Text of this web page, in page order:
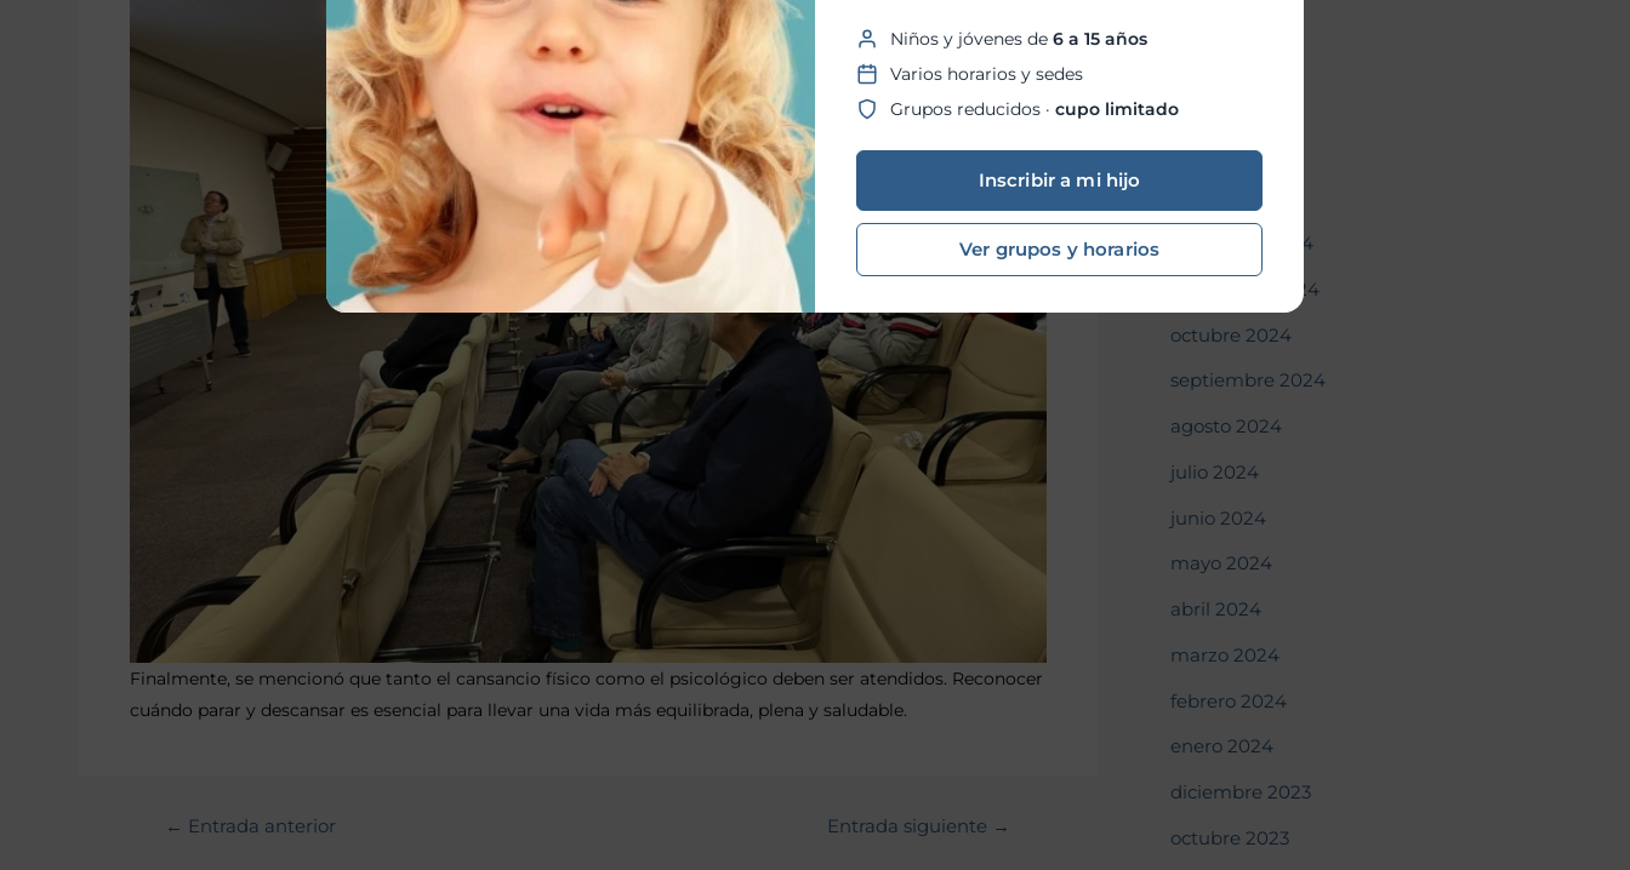
Finalmente, se mencionó que tanto el cansancio físico como el psicológico deben ser atendidos. Reconocer
cuándo parar y descansar es esencial para llevar una vida más equilibrada, plena y saludable.
← Entrada anterior Entrada siguiente →
marzo 2025
febrero 2025
diciembre 2024
noviembre 2024
octubre 2024
septiembre 2024
agosto 2024
julio 2024
junio 2024
mayo 2024
abril 2024
marzo 2024
febrero 2024
enero 2024
diciembre 2023
octubre 2023
Niños y jóvenes de 6 a 15 años
Varios horarios y sedes
Grupos reducidos · cupo limitado
Inscribir a mi hijo
Ver grupos y horarios